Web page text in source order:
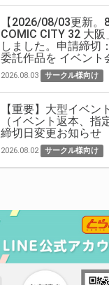
【2026/08/03更新
COMIC CITY 32 大
しました。申請締切
委託作品を イベント
2026.08.03 サークル様向け
【重要】大型イベン
（イベント返本、
締切日変更お知らせ
2026.08.02 サークル様向け